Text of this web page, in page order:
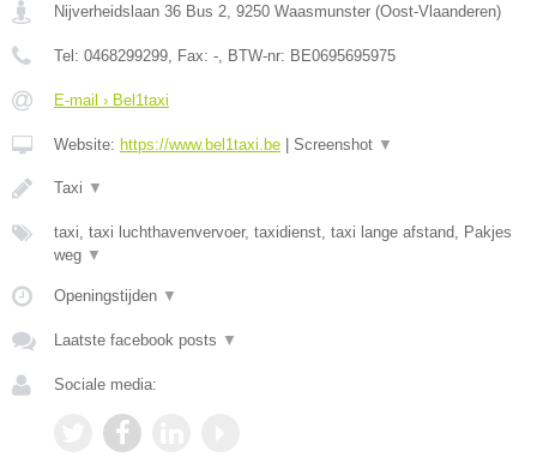
Nijverheidslaan 36 Bus 2 9250 Waasmunster (Oost-Vlaanderen)
Tel: 0468299299 , Fax: - , BTW-nr: BE0695695975
E-mail › Bel1taxi
Website: https://www.bel1taxi.be | Screenshot ▼
Taxi ▼
taxi, taxi luchthavenvervoer, taxidienst, taxi lange afstand, Pakjes
weg ▼
Openingstijden ▼
Laatste facebook posts ▼
Sociale media: